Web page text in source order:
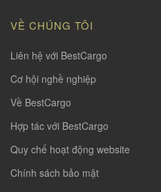
VỀ CHÚNG TÔI
Liên hệ với BestCargo
Cơ hội nghề nghiệp
Về BestCargo
Hợp tác với BestCargo
Quy chế hoạt động website
Chính sách bảo mật